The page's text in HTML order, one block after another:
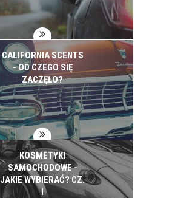
CALIFORNIA SCENTS
- OD CZEGO SIĘ
ZACZĘŁO?
KOSMETYKI
SAMOCHODOWE -
JAKIE WYBIERAĆ? CZ.
I